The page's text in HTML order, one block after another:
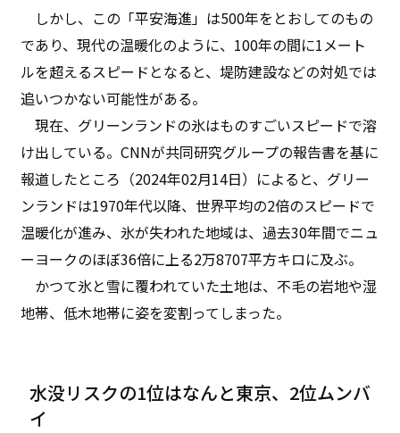
しかし、この「平安海進」は500年をとおしてのもの
であり、現代の温暖化のように、100年の間に1メート
ルを超えるスピードとなると、堤防建設などの対処では
追いつかない可能性がある。
現在、グリーンランドの氷はものすごいスピードで溶
け出している。CNNが共同研究グループの報告書を基に
報道したところ（2024年02月14日）によると、グリー
ンランドは1970年代以降、世界平均の2倍のスピードで
温暖化が進み、氷が失われた地域は、過去30年間でニュ
ーヨークのほぼ36倍に上る2万8707平方キロに及ぶ。
かつて氷と雪に覆われていた土地は、不毛の岩地や湿
地帯、低木地帯に姿を変割ってしまった。
水没リスクの1位はなんと東京、2位ムンバ
イ